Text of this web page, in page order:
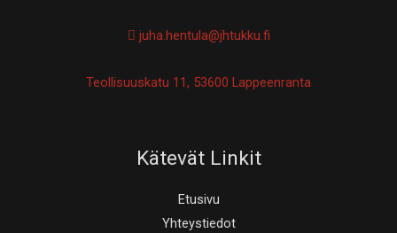
juha.hentula@jhtukku.fi
Teollisuuskatu 11, 53600 Lappeenranta
Kätevät Linkit
Etusivu
Yhteystiedot